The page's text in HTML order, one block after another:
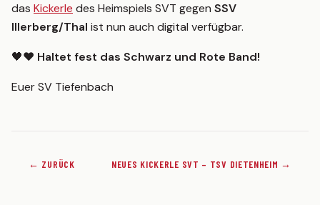
Statistik
Tabelle
JUGEND
das Kickerle des Heimspiels SVT gegen SSV
Illerberg/Thal ist nun auch digital verfügbar.
🖤❤️ Haltet fest das Schwarz und Rote Band!
Euer SV Tiefenbach
← ZURÜCK NEUES KICKERLE SVT – TSV DIETENHEIM →